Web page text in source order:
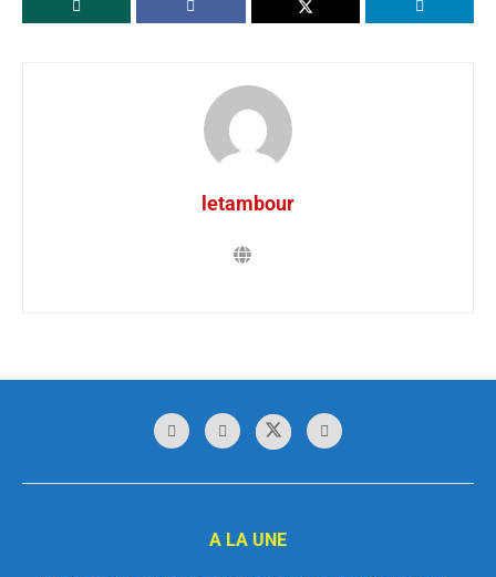
letambour
A LA UNE